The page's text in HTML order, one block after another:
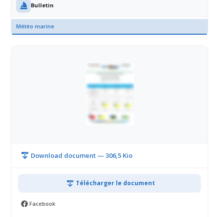
Bulletin
Météo marine
Download document — 306,5 Kio
Télécharger le document
Facebook